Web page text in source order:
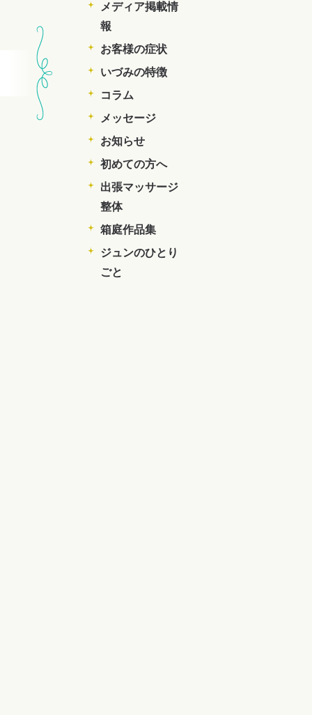
メディア掲載情
報
お客様の症状
いづみの特徴
コラム
メッセージ
お知らせ
初めての方へ
出張マッサージ
整体
箱庭作品集
ジュンのひとり
ごと